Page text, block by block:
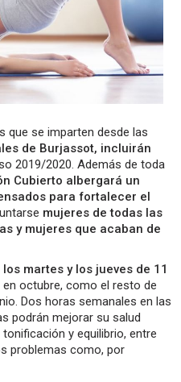
que se imparten desde las
de Burjassot, incluirán
2019/2020. Además de toda
Cubierto albergará un
para fortalecer el
mujeres de todas las
y mujeres que acaban de
martes y los jueves de 11
octubre, como el resto de
Dos horas semanales en las
podrán mejorar su salud
y equilibrio, entre
problemas como, por